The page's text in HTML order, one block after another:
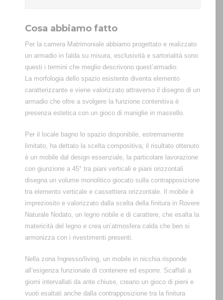
Cosa abbiamo fatto
Per la camera Matrimoniale abbiamo progettato e realizzato
un armadio in falda su misura, esclusività e sartorialità sono
questi i termini che meglio descrivono quest’armadio.
La morfologia dello spazio esistente diventa elemento
caratterizzante e viene valorizzato attraverso il disegno di un
armadio che oltre a svolgere la funzione contenitiva è
presenza estetica con un gioco di maniglie in massello.
Per il locale bagno lo spazio disponibile, estremamente
limitato, ha dettato la scelta compositiva; il risultato ottenuto
è un mobile dal design essenziale, la particolare lavorazione
con giunzione a 45° tra piani verticali e piani orizzontali
disegna un volume monolitico giocato sulla contrapposizione
tra elemento verticale e cassettiera orizzontale. Il mobile è
impreziosito e valorizzato dalla scelta della finitura in Rovere
Naturale Nodato, un legno nobile e di carattere, che esalta la
matericità del legno e crea un’atmosfera calda che ben si
armonizza con i rivestimenti presenti.
Nella zona Ingresso/living, un mobile in nicchia risponde
all’esigenza funzionale di contenere ed esporre. Scaffali a
giorni intervallati da ante chiuse, creano un gioco di pieni e
vuoti esaltati anche dalla contrapposizione tra la finitura